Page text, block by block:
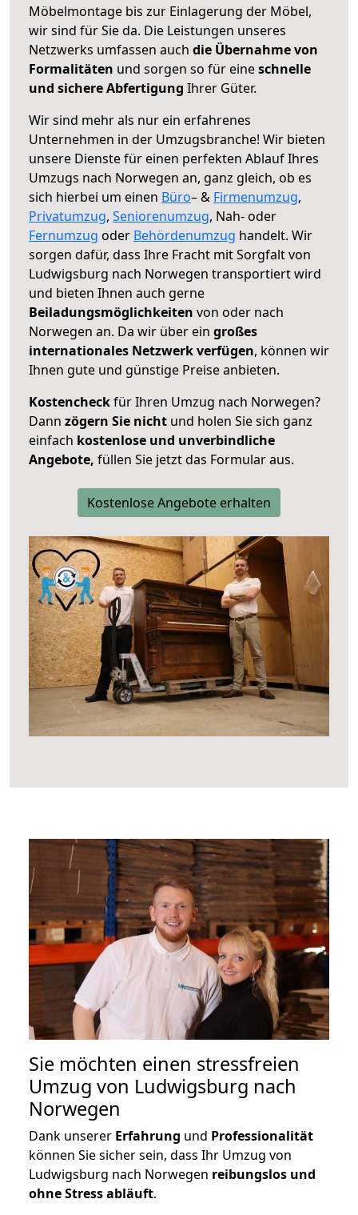
Möbelmontage bis zur Einlagerung der Möbel,
wir sind für Sie da. Die Leistungen unseres
Netzwerks umfassen auch die Übernahme von
Formalitäten und sorgen so für eineschnelle
und sichere Abfertigung Ihrer Güter.
Wir sind mehr als nur ein erfahrenes
Unternehmen in der Umzugsbranche! Wir bieten
unsere Dienste für einen perfekten Ablauf Ihres
Umzugs nach Norwegen an, ganz gleich, ob es
sich hierbei um einen Büro– & Firmenumzug,
Privatumzug, Seniorenumzug, Nah- oder
Fernumzug oder Behördenumzug handelt. Wir
sorgen dafür, dass Ihre Fracht mit Sorgfalt von
Ludwigsburg nach Norwegen transportiert wird
und bieten Ihnen auch gerne
Beiladungsmöglichkeiten von oder nach
Norwegen an. Da wir über ein großes
internationales Netzwerk verfügen, können wir
Ihnen gute und günstige Preise anbieten.
Kostencheckfür Ihren Umzug nach Norwegen?
Dann zögern Sie nicht und holen Sie sich ganz
einfach kostenlose und unverbindliche
Angebote, füllen Sie jetzt das Formular aus.
Kostenlose Angebote erhalten
Sie möchten einen stressfreien
Umzug von Ludwigsburg nach
Norwegen
Dank unserer Erfahrung und Professionalität
können Sie sicher sein, dass Ihr Umzug von
Ludwigsburg nach Norwegen reibungslos und
ohne Stress abläuft.